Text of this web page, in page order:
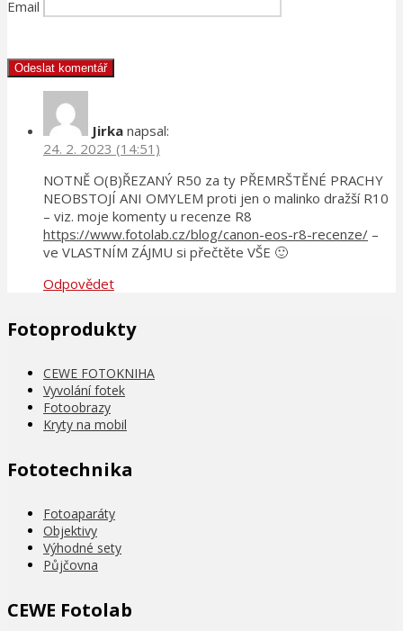
Email
Jirka napsal:
24. 2. 2023 (14:51)
NOTNĚ O(B)ŘEZANÝ R50 za ty PŘEMRŠTĚNÉ PRACHY
NEOBSTOJÍ ANI OMYLEM proti jen o malinko dražší R10
– viz. moje komenty u recenze R8
https://www.fotolab.cz/blog/canon-eos-r8-recenze/ –
ve VLASTNÍM ZÁJMU si přečtěte VŠE 🙂
Odpovědet
Fotoprodukty
CEWE FOTOKNIHA
Vyvolání fotek
Fotoobrazy
Kryty na mobil
Fototechnika
Fotoaparáty
Objektivy
Výhodné sety
Půjčovna
CEWE Fotolab